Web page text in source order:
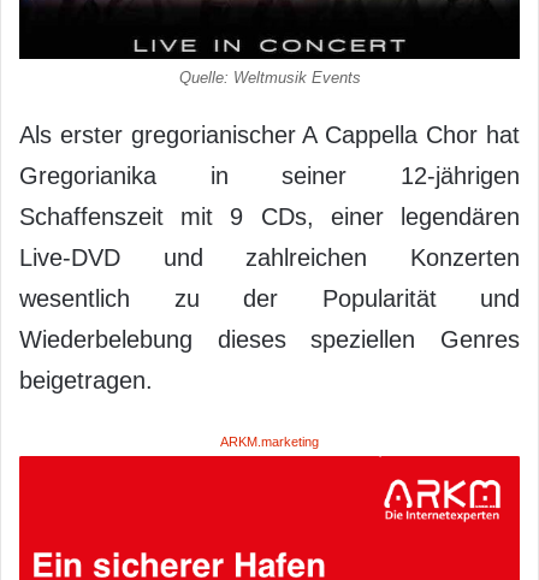
Quelle: Weltmusik Events
Als erster gregorianischer A Cappella Chor hat
Gregorianika in seiner 12-jährigen
Schaffenszeit mit 9 CDs, einer legendären
Live-DVD und zahlreichen Konzerten
wesentlich zu der Popularität und
Wiederbelebung dieses speziellen Genres
beigetragen.
ARKM.marketing